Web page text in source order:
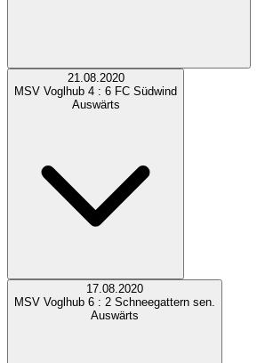
21.08.2020
MSV Voglhub 4 : 6 FC Südwind
Auswärts
17.08.2020
MSV Voglhub 6 : 2 Schneegattern sen.
Auswärts